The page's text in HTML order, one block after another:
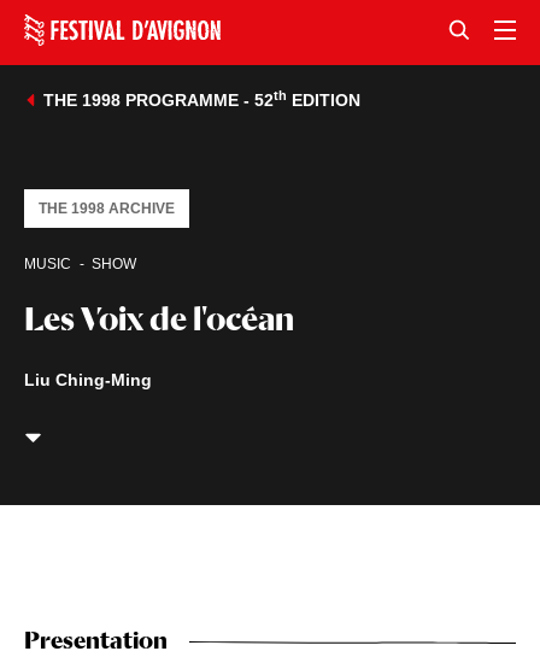
THE 1998 PROGRAMME - 52th EDITION
Les Voix de l'océan
MUSIC SHOW
THE 1998 ARCHIVE
Liu Ching-Ming
Presentation